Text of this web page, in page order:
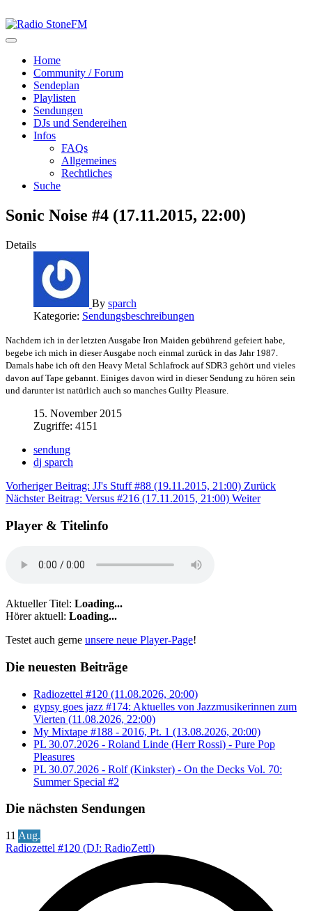
Home
Community / Forum
Sendeplan
Playlisten
Sendungen
DJs und Sendereihen
Infos
FAQs
Allgemeines
Rechtliches
Suche
Sonic Noise #4 (17.11.2015, 22:00)
Details
By sparch
Kategorie: Sendungsbeschreibungen
Nachdem ich in der letzten Ausgabe Iron Maiden gebührend gefeiert habe,
begebe ich mich in dieser Ausgabe noch einmal zurück in das Jahr 1987.
Damals habe ich oft den Heavy Metal Schlafrock auf SDR3 gehört und vieles
davon auf Tape gebannt. Einiges davon wird in dieser Sendung zu hören sein
und darunter ist natürlich auch so manches Guilty Pleasure.
15. November 2015
Zugriffe: 4151
sendung
dj sparch
Vorheriger Beitrag: JJ's Stuff #88 (19.11.2015, 21:00) Zurück
Nächster Beitrag: Versus #216 (17.11.2015, 21:00) Weiter
Player & Titelinfo
Aktueller Titel: Loading...
Hörer aktuell: Loading...
Testet auch gerne unsere neue Player-Page!
Die neuesten Beiträge
Radiozettel #120 (11.08.2026, 20:00)
gypsy goes jazz #174: Aktuelles von Jazzmusikerinnen zum
Vierten (11.08.2026, 22:00)
My Mixtape #188 - 2016, Pt. 1 (13.08.2026, 20:00)
PL 30.07.2026 - Roland Linde (Herr Rossi) - Pure Pop
Pleasures
PL 30.07.2026 - Rolf (Kinkster) - On the Decks Vol. 70:
Summer Special #2
Die nächsten Sendungen
11 Aug.
Radiozettel #120 (DJ: RadioZettl)